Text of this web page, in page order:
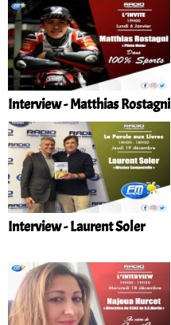
Interview - Matthias Rostagni
Interview - Laurent Soler